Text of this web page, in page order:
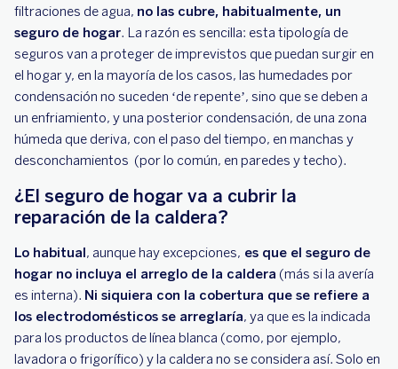
filtraciones de agua, no las cubre, habitualmente, un
seguro de hogar. La razón es sencilla: esta tipología de
seguros van a proteger de imprevistos que puedan surgir en
el hogar y, en la mayoría de los casos, las humedades por
condensación no suceden ‘de repente’, sino que se deben a
un enfriamiento, y una posterior condensación, de una zona
húmeda que deriva, con el paso del tiempo, en manchas y
desconchamientos (por lo común, en paredes y techo).
¿El seguro de hogar va a cubrir la
reparación de la caldera?
Lo habitual, aunque hay excepciones, es que el seguro de
hogar no incluya el arreglo de la caldera (más si la avería
es interna). Ni siquiera con la cobertura que se refiere a
los electrodomésticos se arreglaría, ya que es la indicada
para los productos de línea blanca (como, por ejemplo,
lavadora o frigorífico) y la caldera no se considera así. Solo en